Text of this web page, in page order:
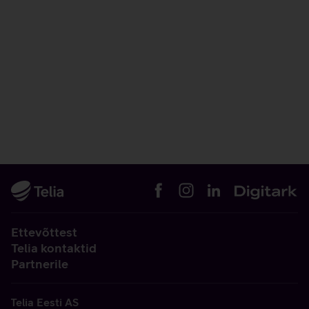
Ettevõttest
Telia kontaktid
Partnerile
Telia Eesti AS